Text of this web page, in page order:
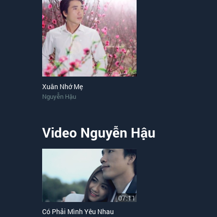
Xuân Nhớ Mẹ
Nguyễn Hậu
Video Nguyễn Hậu
07:11
Có Phải Mình Yêu Nhau